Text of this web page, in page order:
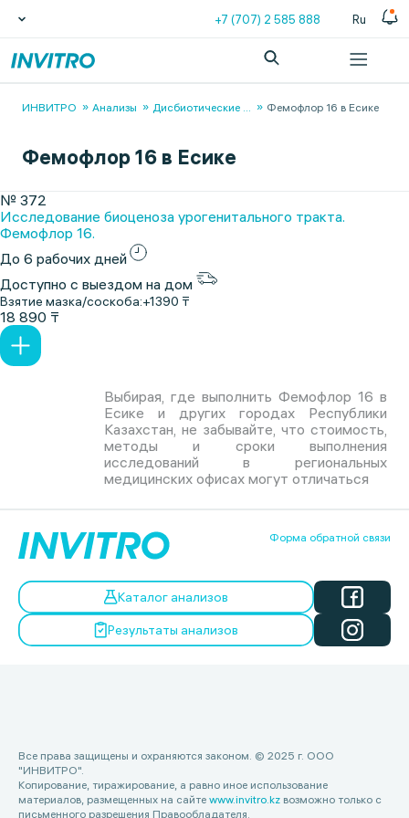
+7 (707) 2 585 888 Ru
ИНВИТРО Анализы Дисбиотические ... Фемофлор 16 в Есике
Фемофлор 16 в Есике
№ 372
Исследование биоценоза урогенитального тракта.
Фемофлор 16.
До 6 рабочих дней
Доступно с выездом на дом
Взятие мазка/соскоба:+1390 ₸
18 890 ₸
Выбирая, где выполнить Фемофлор 16 в
Есике и других городах Республики
Казахстан, не забывайте, что стоимость,
методы и сроки выполнения
исследований в региональных
медицинских офисах могут отличаться
Форма обратной связи
Каталог анализов
Результаты анализов
Все права защищены и охраняются законом. © 2025 г. ООО
"ИНВИТРО".
Копирование, тиражирование, а равно иное использование
материалов, размещенных на сайте www.invitro.kz возможно только с
письменного разрешения Правообладателя.